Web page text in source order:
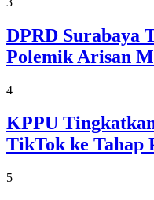
DPRD Surabaya
Polemik Arisan
4
KPPU
TikTok ke Tahap
5